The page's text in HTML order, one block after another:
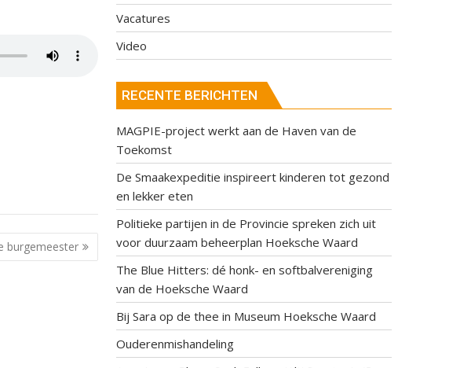
burgemeester
Vacatures
Video
RECENTE BERICHTEN
MAGPIE-project werkt aan de Haven van de
Toekomst
De Smaakexpeditie inspireert kinderen tot gezond
en lekker eten
Politieke partijen in de Provincie spreken zich uit
voor duurzaam beheerplan Hoeksche Waard
The Blue Hitters: dé honk- en softbalvereniging
van de Hoeksche Waard
Bij Sara op de thee in Museum Hoeksche Waard
Ouderenmishandeling